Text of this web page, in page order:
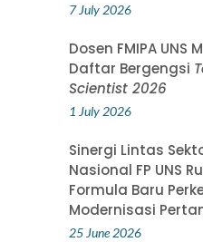
7 July 2026
Dosen FMIPA UNS
Daftar Bergengsi
Scientist 2026
1 July 2026
Sinergi Lintas
Nasional FP UNS
Formula Baru
Modernisasi
25 June 2026